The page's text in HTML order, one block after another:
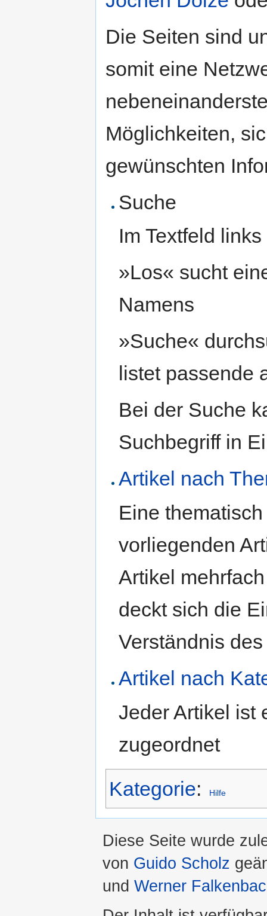
Die Seiten sind
somit eine
Möglichkeiten,
gewünschten
Suche
Im Textfeld
»Los« sucht
Namens
»Suche«
listet passende
Bei der Suche
Suchbegriff in
Artikel nach
Eine
vorliegenden
Artikel
deckt sich die
Verständnis
Artikel nach
Jeder Artikel ist
zugeordnet
Kategorie: Hilfe
Diese Seite wurde
von Guido Scholz
und Werner